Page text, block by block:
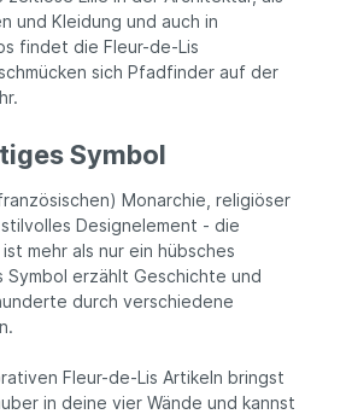
und Kleidung und auch in
findet die Fleur-de-Lis
sich Pfadfinder auf der
Symbol
Monarchie, religiöser
Designelement - die
mehr als nur ein hübsches
Symbol erzählt Geschichte und
durch verschiedene
Fleur-de-Lis Artikeln bringst
in deine vier Wände und kannst